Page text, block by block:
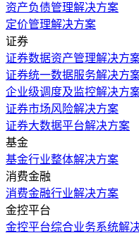
资产负债管理解决方案
定价管理解决方案
证券
证券数据资产管理解决方
证券统一数据服务解决方
企业级调度及监控解决方
证券市场风险解决方案
证券大数据平台解决方案
基金
基金行业整体解决方案
消费金融
消费金融行业解决方案
金控平台
金控平台综合业务系统解